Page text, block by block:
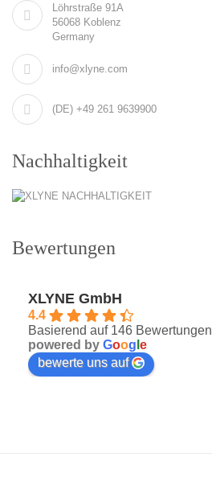
Löhrstraße 91A
56068 Koblenz
Germany
info@xlyne.com
(DE) +49 261 9639900
Nachhaltigkeit
Bewertungen
XLYNE GmbH
4.4
Basierend auf 146 Bewertungen
powered by Goog e
bewerte uns auf